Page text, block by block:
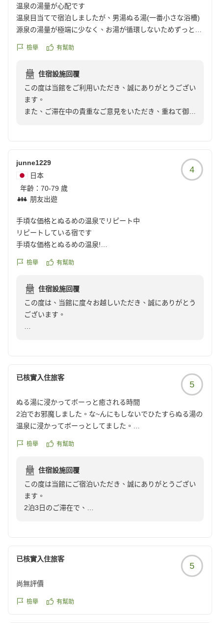
ましても、深く反省しております。ご指摘いただいた点
一つひとつを見直し、お客様に快適にお過ごしいただけ
る空間作りを目指して精進してまいる所存です。
温泉の湯量が心配です
温泉目当てで宿泊しましたが、男湯ぬる湯(一番小さな浴槽)
源泉の湯量が極端に少なく、お湯が循環しないためずっと髪
たので残念です。
https://review.travel.rakuten.co.jp/hotel/voice/8462?
reviewId=33123478259577
檢舉 有幫助
住宿設施回覆
この度は当館をご利用いただき、誠にありがとうござい
ます。
また、ご滞在中の貴重なご意見をいただき、重ねて御礼
も関わらず、浴槽の衛生面において大変不快な思いをさ
せてしまい、誠に申し訳ございませんでした。本来であ
れば、常に清潔で快適な環境で温泉をご堪能いただくべ
きところ、配慮が欠けておりましたこと、深くお詫び申
頂戴したご指摘を真摯に受け止め、湯量の管理および清
掃体制の見直しについて早急に改善を検討させていただ
変光栄に存じます。
今回のご指摘を重く受け止め、より快適にお過ごしいた
だける施設づくりに努めてまいる所存です。
junne1229
日本
年齡： 70-79 歲
朋友出遊
4
手頃な価格とぬるめの温泉でリピート中
リピートしている宿です
手頃な価格とぬるめの温泉!
駅からの送迎も有るので安心して行くことができます
クチコミの詳細はこちらから
https://review.travel.rakuten.co.jp/hotel/voice/8462?
reviewId=33123478247298
檢舉 有幫助
住宿設施回覆
この度は、当館に度々お越しいただき、誠にありがとう
ございます。
また、駅までの送迎につきましても、安心してご利用い
お食事に関しましては、貴重なご意見をいただきありが
とうございます。今回いただきましたご感想は、今後の
す。
已核實入住旅客
5
ぬる湯に浸かってボーっと癒される時間
2泊でお邪魔しました。な~んにもしないでひたすらぬる湯の
温泉に浸かってボーっとしてました。
切でいつ行っても癒されます。
クチコミの詳細はこちらから
https://review.travel.rakuten.co.jp/hotel/voice/8462?
reviewId=33123478218462
檢舉 有幫助
住宿設施回覆
この度は当館にご宿泊いただき、誠にありがとうござい
ます。
2泊3日のご滞在で、
ッフ一同精進してまいります。
また日常の喧騒から離れたくなった際には、ぜひ当館へ
お越しください。
已核實入住旅客
5
尚無評價
檢舉 有幫助